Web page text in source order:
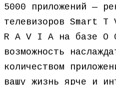
5000 приложений —
телевизоров Smart T
R A V I A на базе О
возможность
количеством
вашу жизнь ярче и